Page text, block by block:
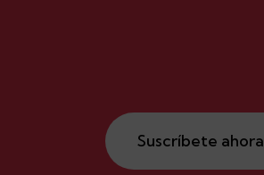
Suscríbete ahora